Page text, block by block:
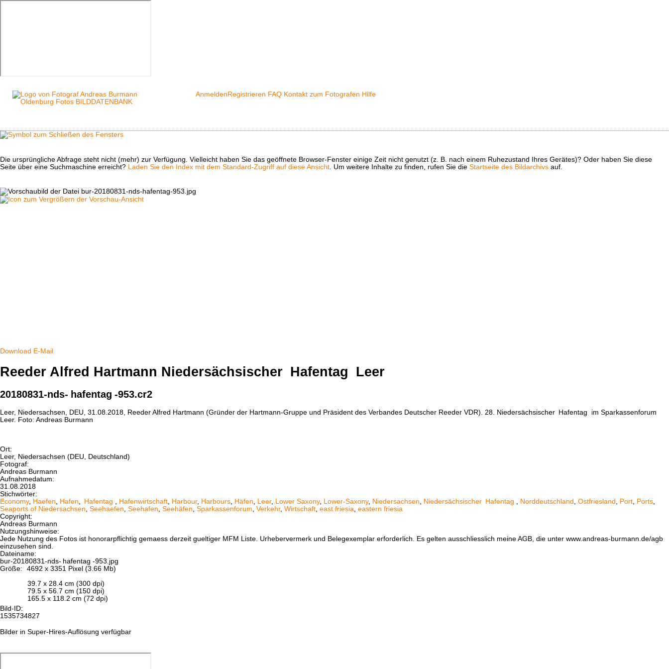
Anmelden Registrieren FAQ Kontakt zum Fotografen Hilfe
Die ursprüngliche Abfrage steht nicht (mehr) zur Verfügung. Vielleicht haben Sie das geöffnete Browser-Fenster einige Zeit nicht genutzt (z. B. nach einem Ruhezustand Ihres Gerätes)? Oder haben Sie diese
Seite über eine Suchmaschine erreicht? Laden Sie den Index mit dem Standard-Zugriff auf diese Ansicht. Um weitere Inhalte zu finden, rufen Sie die Startseite des Bildarchivs auf.
Download E-Mail
Reeder Alfred Hartmann Niedersächsischer Hafentag Leer
20180831-nds- hafentag -953.cr2
Leer, Niedersachsen, DEU, 31.08.2018, Reeder Alfred Hartmann (Gründer der Hartmann-Gruppe und Präsident des Verbandes Deutscher Reeder VDR). 28. Niedersächsischer Hafentag
im Sparkassenforum
Leer. Foto: Andreas Burmann
Ort:
Leer, Niedersachsen (DEU, Deutschland)
Fotograf:
Andreas Burmann
Aufnahmedatum:
31.08.2018
Stichwörter:
Economy, Haefen Hafen Hafentag Hafenwirtschaft, Harbour, Harbours, Häfen Leer, Lower Saxony, Lower-Saxony, Niedersachsen Niedersächsischer Hafentag Norddeutschland Ostfriesland Port, Ports,
Seaports of Niedersachsen Seehaefen Seehafen Seehäfen Sparkassenforum Verkehr, Wirtschaft east friesia eastern friesia
Copyright:
Andreas Burmann
Nutzungshinweise:
Jede Nutzung des Fotos ist honorarpflichtig gemaess derzeit gueltiger MFM Liste. Urhebervermerk und Belegexemplar erforderlich. Es gelten ausschliesslich meine AGB, die unter www.andreas-burmann.de/agb
einzusehen sind.
Dateiname:
bur-20180831-nds- hafentag -953.jpg
Größe:
4692 x 3351 Pixel (3.66 Mb)
39.7 x 28.4 cm (300 dpi)
79.5 x 56.7 cm (150 dpi)
165.5 x 118.2 cm (72 dpi)
Bild-ID:
1535734827
Bilder in Super-Hires-Auflösung verfügbar